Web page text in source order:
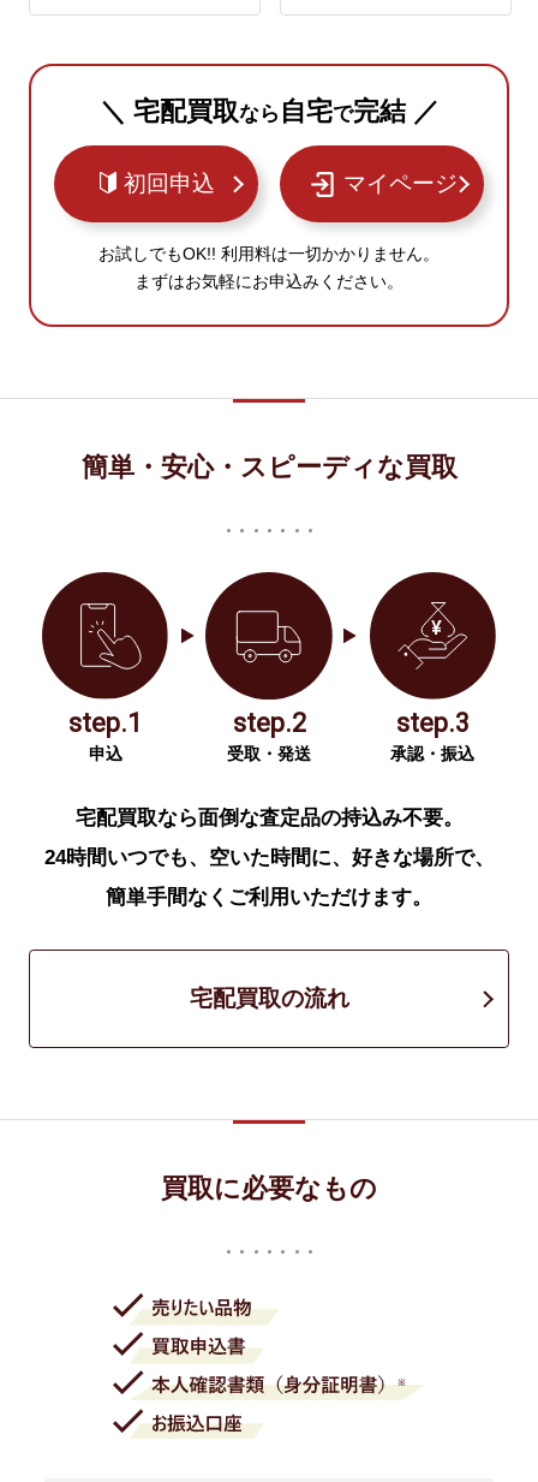
＼ 宅配買取なら 自宅で完結 ／
初回申込 マイページ
お試しでもOK!! 利用料は一切かかりません。
まずはお気軽にお申込みください。
簡単・安心・スピーディな買取
step.1
申込
step.2
受取・発送
step.3
承認・振込
宅配買取なら面倒な査定品の持込み不要。
24時間いつでも、空いた時間に、好きな場所で、
簡単手間なくご利用いただけます。
宅配買取の流れ
買取に必要なもの